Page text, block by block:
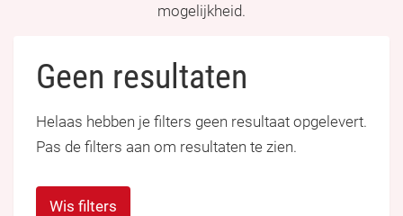
mogelijkheid.
Geen resultaten
Helaas hebben je filters geen resultaat opgelevert.
Pas de filters aan om resultaten te zien.
Wis filters